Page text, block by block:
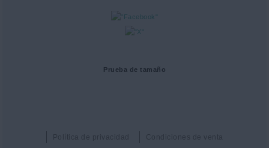
Prueba de tamaño
Política de privacidad Condiciones de venta